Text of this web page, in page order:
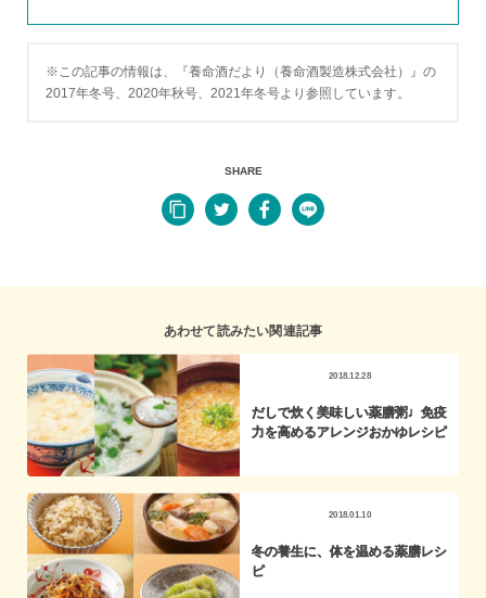
※この記事の情報は、『養命酒だより（養命酒製造株式会社）』の
2017年冬号、2020年秋号、2021年冬号より参照しています。
SHARE
あわせて読みたい関連記事
2018.12.28
だしで炊く美味しい薬膳粥♩免疫
力を高めるアレンジおかゆレシピ
2018.01.10
冬の養生に、体を温める薬膳レシ
ピ